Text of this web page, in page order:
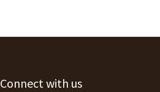
Connect with us